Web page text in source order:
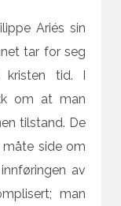
Ariés sin
tar for seg
kristen tid. I
om at man
tilstand. De
side om
av
man